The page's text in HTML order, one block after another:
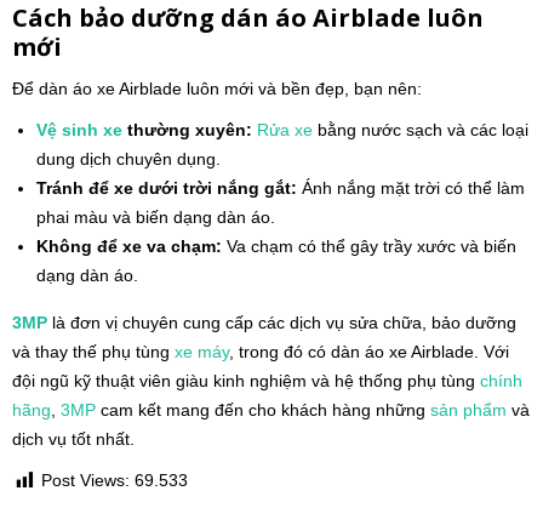
Cách bảo dưỡng dán áo Airblade luôn
mới
Để dàn áo xe Airblade luôn mới và bền đẹp, bạn nên:
Vệ sinh xe thường xuyên: Rửa xe bằng nước sạch và các loại
dung dịch chuyên dụng.
Tránh để xe dưới trời nắng gắt: Ánh nắng mặt trời có thể làm
phai màu và biến dạng dàn áo.
Không để xe va chạm: Va chạm có thể gây trầy xước và biến
dạng dàn áo.
3MP là đơn vị chuyên cung cấp các dịch vụ sửa chữa, bảo dưỡng
và thay thế phụ tùng xe máy, trong đó có dàn áo xe Airblade. Với
đội ngũ kỹ thuật viên giàu kinh nghiệm và hệ thống phụ tùng chính
hãng, 3MP cam kết mang đến cho khách hàng những sản phẩm và
dịch vụ tốt nhất.
Post Views: 69.533